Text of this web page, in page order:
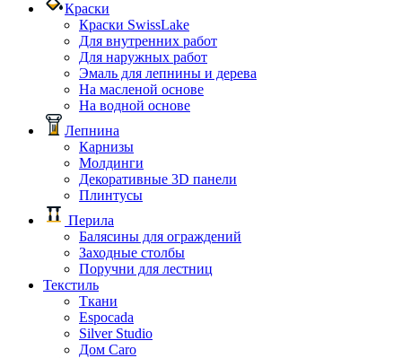
Краски
Краски SwissLake
Для внутренних работ
Для наружных работ
Эмаль для лепнины и дерева
На масленой основе
На водной основе
Лепнина
Карнизы
Молдинги
Декоративные 3D панели
Плинтусы
Перила
Балясины для ограждений
Заходные столбы
Поручни для лестниц
Текстиль
Ткани
Espocada
Silver Studio
Дом Caro